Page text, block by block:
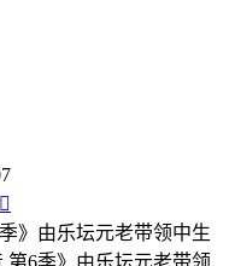

》由乐坛元老带领中生
第6季》由乐坛元老带领